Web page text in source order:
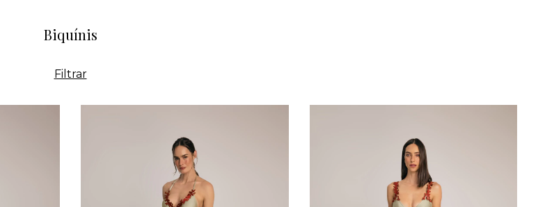
Biquínis
Filtrar